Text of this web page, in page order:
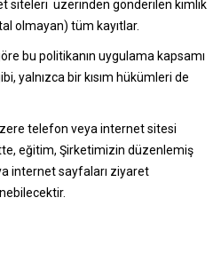
siteleri üzerinden gönderilen kimlik
olmayan) tüm kayıtlar.
bu politikanın uygulama kapsamı
yalnızca bir kısım hükümleri de
telefon veya internet sitesi
eğitim, Şirketimizin düzenlemiş
internet sayfaları ziyaret